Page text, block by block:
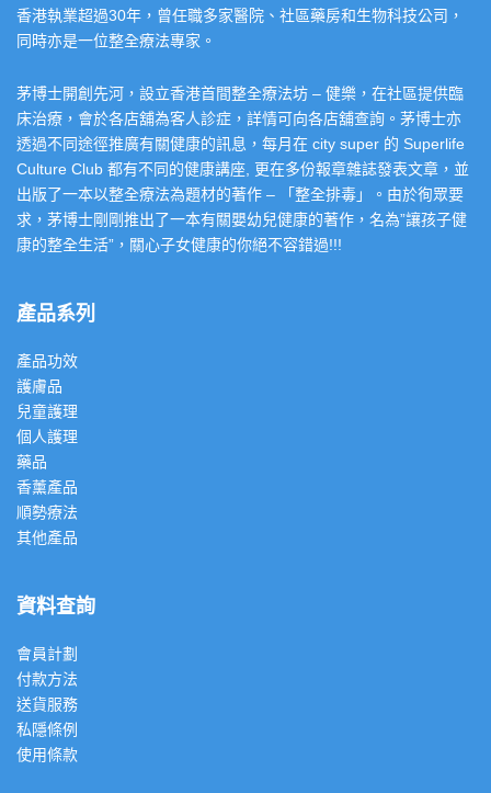
香港執業超過30年，曾任職多家醫院、社區藥房和生物科技公司，
同時亦是一位整全療法專家。
茅博士開創先河，設立香港首間整全療法坊 – 健樂，在社區提供臨
床治療，會於各店舖為客人診症，詳情可向各店舖查詢。茅博士亦
透過不同途徑推廣有關健康的訊息，每月在 city super 的 Superlife
Culture Club 都有不同的健康講座, 更在多份報章雜誌發表文章，並
出版了一本以整全療法為題材的著作 – 「整全排毒」。由於徇眾要
求，茅博士剛剛推出了一本有關嬰幼兒健康的著作，名為”讓孩子健
康的整全生活”，關心子女健康的你絕不容錯過!!!
產品系列
產品功效
護膚品
兒童護理
個人護理
藥品
香薰產品
順勢療法
其他產品
資料查詢
會員計劃
付款方法
送貨服務
私隱條例
使用條款